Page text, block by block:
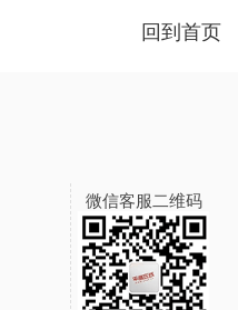
回到首页
微信客服二维码